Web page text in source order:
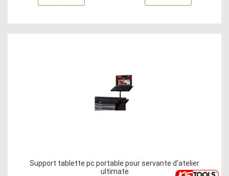
Support tablette pc portable pour servante d'atelier
ultimate